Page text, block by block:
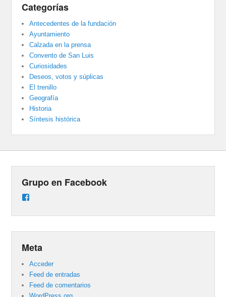
Categorías
Antecedentes de la fundación
Ayuntamiento
Calzada en la prensa
Convento de San Luis
Curiosidades
Deseos, votos y súplicas
El trenillo
Geografía
Historia
Síntesis histórica
Grupo en Facebook
en
Meta
Acceder
Feed de entradas
Feed de comentarios